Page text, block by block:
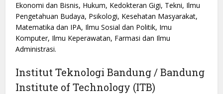
Ekonomi dan Bisnis, Hukum, Kedokteran Gigi, Tekni, Ilmu
Pengetahuan Budaya, Psikologi, Kesehatan Masyarakat,
Matematika dan IPA, Ilmu Sosial dan Politik, Imu
Komputer, Ilmu Keperawatan, Farmasi dan Ilmu
Administrasi.
Institut Teknologi Bandung / Bandung
Institute of Technology (ITB)